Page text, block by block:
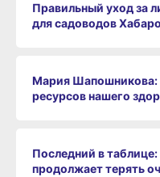
Правильный уход за
для садоводов
Мария Шапошникова:
ресурсов нашего
Последний в
продолжает терять